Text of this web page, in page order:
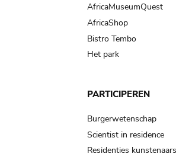
AfricaMuseumQuest
AfricaShop
Bistro Tembo
Het park
PARTICIPEREN
Burgerwetenschap
Scientist in residence
Residenties kunstenaars